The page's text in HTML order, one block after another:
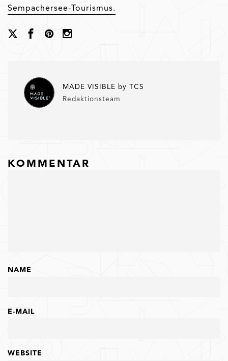
Sempachersee-Tourismus.
MADE VISIBLE by TCS
Redaktionsteam
KOMMENTAR
NAME
E-MAIL
WEBSITE